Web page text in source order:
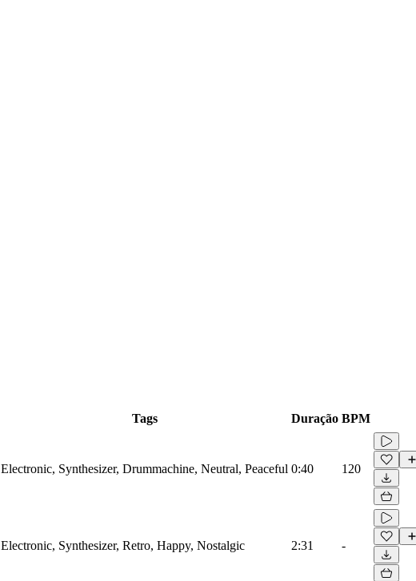
Tags Duração BPM
Electronic, Synthesizer, Drummachine, Neutral, Peaceful 0:40 120
Electronic, Synthesizer, Retro, Happy, Nostalgic 2:31 -